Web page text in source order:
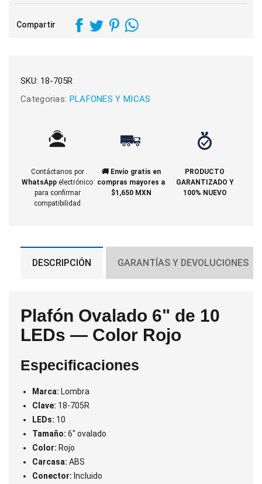
Compartir
SKU: 18-705R
Categorias: PLAFONES Y MICAS
Contáctanos por
WhatsApp electrónico
para confirmar
compatibilidad
🚚 Envío gratis en
compras mayores a
$1,650 MXN
PRODUCTO
GARANTIZADO Y
100% NUEVO
DESCRIPCIÓN GARANTÍAS Y DEVOLUCIONES
Plafón Ovalado 6" de 10
LEDs — Color Rojo
Especificaciones
Marca: Lombra
Clave: 18-705R
LEDs: 10
Tamaño: 6" ovalado
Color: Rojo
Carcasa: ABS
Conector: Incluido